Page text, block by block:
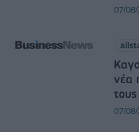
07/
νέα
07/